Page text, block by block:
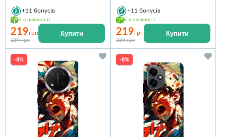
+11 бонусів
Є в наявності
219грн
239 грн
Купити
+11 бонусів
Є в наявності
219грн
239 грн
Купити
-8% -8%